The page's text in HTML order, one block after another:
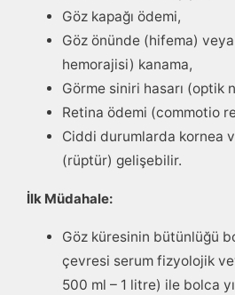
Göz kapağı ödemi,
Göz önünde (hifema)
hemorajisi) kanama,
Görme siniri hasarı (optik
Retina ödemi (commotio
Ciddi durumlarda kornea
(rüptür) gelişebilir.
İlk Müdahale:
Göz küresinin bütünlüğü
çevresi serum fizyolojik
500 ml – 1 litre) ile bolca